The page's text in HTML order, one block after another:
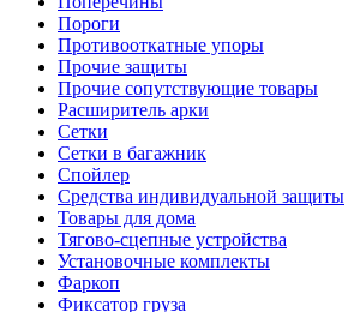
Пороги
Противооткатные упоры
Прочие защиты
Прочие сопутствующие товары
Расширитель арки
Сетки
Сетки в багажник
Спойлер
Средства индивидуальной защиты
Товары для дома
Тягово-сцепные устройства
Установочные комплекты
Фаркоп
Фиксатор груза